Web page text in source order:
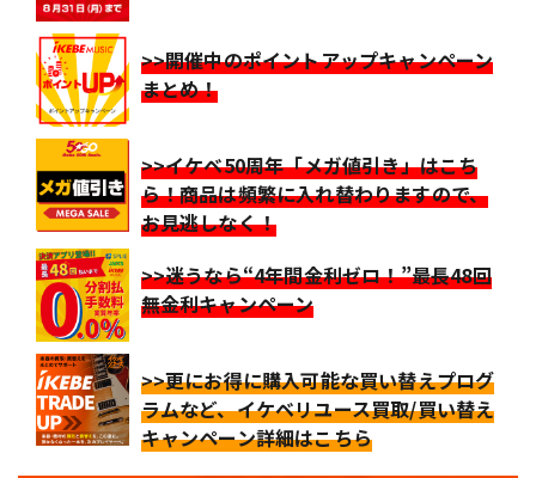
>>開催中のポイントアップキャンペーン
まとめ！
>>イケベ50周年「メガ値引き」はこち
ら！商品は頻繁に入れ替わりますので、
お見逃しなく！
>>迷うなら“4年間金利ゼロ！”最長48回
無金利キャンペーン
>>更にお得に購入可能な買い替えプログ
ラムなど、イケベリユース買取/買い替え
キャンペーン詳細はこちら